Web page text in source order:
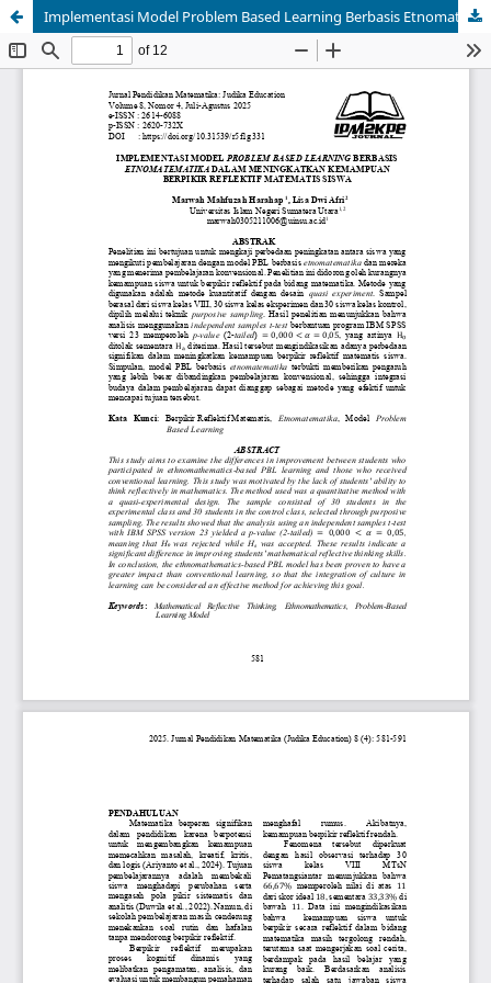
Implementasi Model Problem Based Learning Berbasis Etnomatematika dalam Meningkatkan Kemampuan Berpikir Reflektif Matematis Siswa